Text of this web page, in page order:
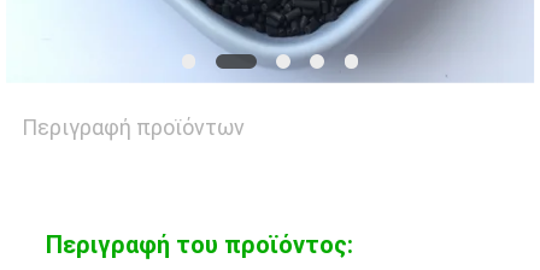
ΕΙΔΉΣΕΙΣ
ΥΠΟΘΈΣΕΙΣ
Περιγραφή προϊόντων
Περιγραφή του προϊόντος: